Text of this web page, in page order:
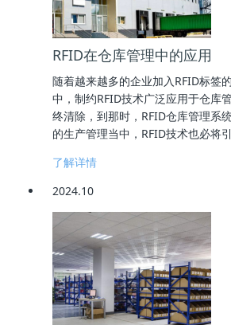
RFID在仓库管理中的应用
随着越来越多的企业加入RFID标签
中，制约RFID技术广泛应用于仓库
终清除，到那时，RFID仓库管理系
的生产管理当中，RFID技术也必将
了解详情
2024.10